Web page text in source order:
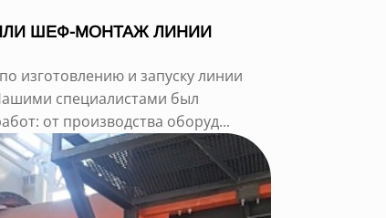
ШЕФ-МОНТАЖ ЛИНИИ
изготовлению и запуску линии
специалистами был
от производства оборуд...